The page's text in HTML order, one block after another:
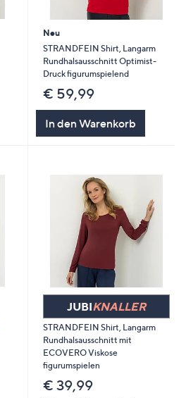
Neu
STRANDFEIN Shirt, Langarm
Rundhalsausschnitt Optimist-
Druck figurumspielend
€ 59,99
In den Warenkorb
JUBIKNALLER
STRANDFEIN Shirt, Langarm
Rundhalsausschnitt mit
ECOVERO Viskose
figurumspielen
€ 39,99